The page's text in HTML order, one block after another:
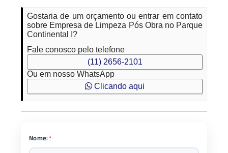
Gostaria de um orçamento ou entrar em contato
sobre Empresa de Limpeza Pós Obra no Parque
Continental I?
Fale conosco pelo telefone
(11) 2656-2101
Ou em nosso WhatsApp
Clicando aqui
Nome:*